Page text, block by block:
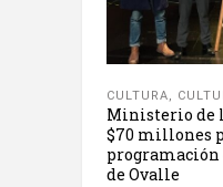
CULTURA,
Ministerio de
$70 millones
de Ovalle